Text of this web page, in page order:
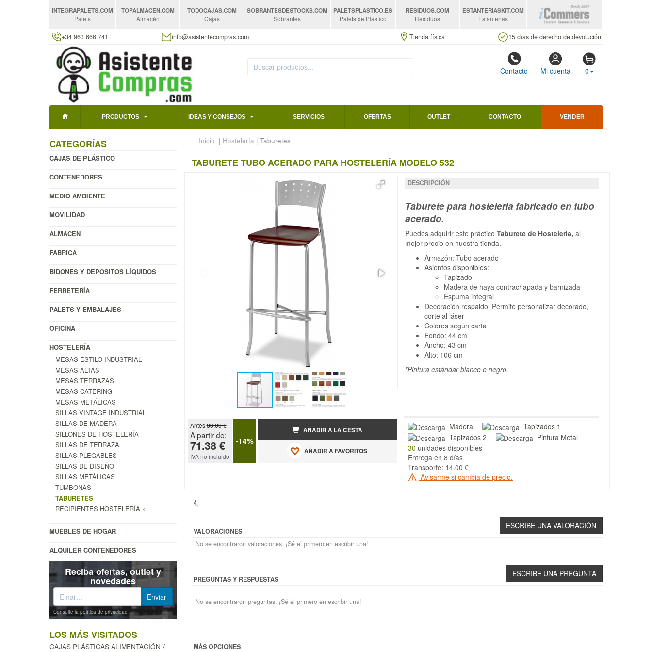
INTEGRAPALETS.COM
Palets
TOPALMACEN.COM
Almacén
TODOCAJAS.COM
Cajas
SOBRANTESDESTOCKS.COM
Sobrantes
PALETSPLASTICO.ES
Palets de Plástico
RESIDUOS.COM
Residuos
ESTANTERIASKIT.COM
Estanterias
+34 963 666 741 info@asistentecompras.com Tienda física 15 días de derecho de devolución
Contacto Mi cuenta 0
PRODUCTOS IDEAS Y CONSEJOS SERVICIOS OFERTAS OUTLET CONTACTO VENDER
CATEGORÍAS
CAJAS DE PLÁSTICO
CONTENEDORES
MEDIO AMBIENTE
MOVILIDAD
ALMACEN
FABRICA
BIDONES Y DEPOSITOS LÍQUIDOS
FERRETERÍA
PALETS Y EMBALAJES
OFICINA
HOSTELERÍA
MESAS ESTILO INDUSTRIAL
MESAS ALTAS
MESAS TERRAZAS
MESAS CATERING
MESAS METÁLICAS
SILLAS VINTAGE INDUSTRIAL
SILLAS DE MADERA
SILLONES DE HOSTELERÍA
SILLAS DE TERRAZA
SILLAS PLEGABLES
SILLAS DE DISEÑO
SILLAS METÁLICAS
TUMBONAS
TABURETES
RECIPIENTES HOSTELERÍA »
MUEBLES DE HOGAR
ALQUILER CONTENEDORES
Reciba ofertas, outlet y
novedades
Consulte la política de privacidad
LOS MÁS VISITADOS
CAJAS PLÁSTICAS ALIMENTACIÓN
Inicio | Hostelería | Taburetes
TABURETE TUBO ACERADO PARA HOSTELERÍA MODELO 532
DESCRIPCIÓN
Taburete para hosteleria fabricado en tubo
acerado.
Puedes adquirir este prácticoTaburete de Hosteleria, al
mejor precio en nuestra tienda.
Armazón: Tubo acerado
Asientos disponibles:
Tapizado
Madera de haya contrachapada y barnizada
Espuma integral
Decoración respaldo: Permite personalizar decorado,
corte al láser
Colores segun carta
Fondo: 44 cm
Ancho: 43 cm
Alto: 106 cm
*Pintura estándar blanco o negro.
Antes83.00 €
A partir de:
71.38 €
IVA no incluido
-14%
AÑADIR A LA CESTA
AÑADIR A FAVORITOS
Madera
Tapizados 1
Tapizados 2
Pintura Metal
30 unidades disponibles
Entrega en 8 días
Transporte: 14.00 €
Avisarme si cambia de precio.
VALORACIONES
No se encontraron valoraciones. ¡Sé el primero en escribir una!
PREGUNTAS Y RESPUESTAS
No se encontraron preguntas. ¡Sé el primero en escribir una!
MÁS OPCIONES